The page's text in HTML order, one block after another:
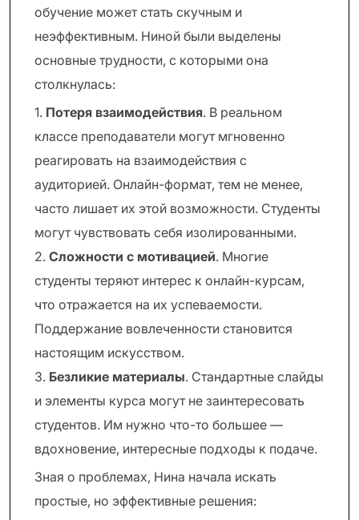
обучение может стать скучным и
неэффективным. Ниной были выделены
основные трудности, с которыми она
столкнулась:
1. Потеря взаимодействия. В реальном
классе преподаватели могут мгновенно
реагировать на взаимодействия с
аудиторией. Онлайн-формат, тем не менее,
часто лишает их этой возможности. Студенты
могут чувствовать себя изолированными.
2. Сложности с мотивацией. Многие
студенты теряют интерес к онлайн-курсам,
что отражается на их успеваемости.
Поддержание вовлеченности становится
настоящим искусством.
3. Безликие материалы. Стандартные слайды
и элементы курса могут не заинтересовать
студентов. Им нужно что-то большее —
вдохновение, интересные подходы к подаче.
Зная о проблемах, Нина начала искать
простые, но эффективные решения: